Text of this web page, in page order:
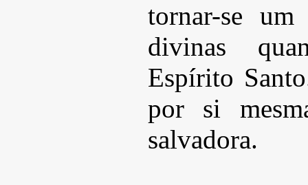
tornar-se um
divinas
Espírito
por si
salvadora.